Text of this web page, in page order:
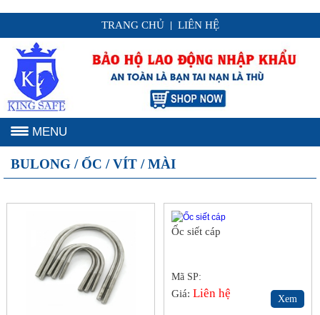
TRANG CHỦ LIÊN HỆ
MENU
BULONG / ỐC / VÍT / MÀI
Ốc siết cáp
Mã SP:
Giá:Liên hệ Xem